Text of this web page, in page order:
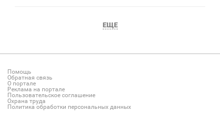
ЕЩЕ
Помощь
Обратная связь
О портале
Реклама на портале
Пользовательское соглашение
Охрана труда
Политика обработки персональных данных